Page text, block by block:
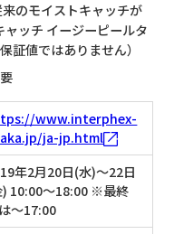
のモイストキャッチが
ッチ イージーピールタ
証値ではありません）
www.interphex-
ja-jp.html
年2月20日(水)～22日
) 10:00～18:00 ※最終
～17:00